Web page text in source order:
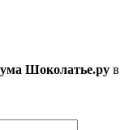
Шоколатье.ру в